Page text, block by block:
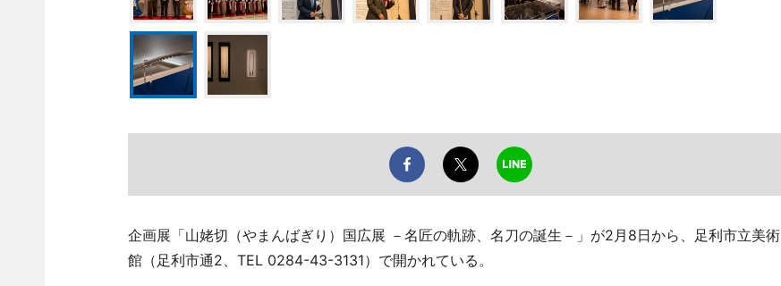
企画展「山姥切（やまんばぎり）国広展 －名匠の軌跡、名刀の誕生－」が2月8日から、足利市立美術
館（足利市通2、TEL 0284-43-3131）で開かれている。